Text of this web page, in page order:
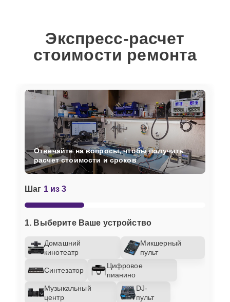
Экспресс-расчет
стоимости ремонта
Шаг 1 из 3
1. Выберите Ваше устройство
Домашний
кинотеатр
Микшерный
пульт
Синтезатор
Цифровое
пианино
Музыкальный
центр
DJ-
пульт
Отвечайте на вопросы, чтобы получить
расчет стоимости и сроков